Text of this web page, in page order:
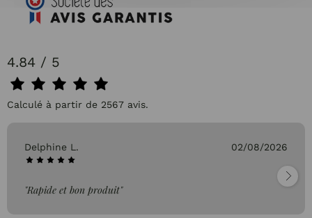
4.84 / 5
Calculé à partir de 2567 avis.
Delphine L. 02/08/2026
"Rapide et bon produit"